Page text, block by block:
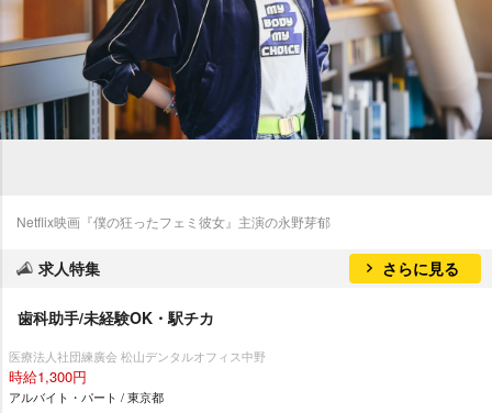
Netflix映画『僕の狂ったフェミ彼女』主演の永野芽郁
求人特集 さらに見る
歯科助手/未経験OK・駅チカ
医療法人社団練廣会 松山デンタルオフィス中野
時給1,300円
アルバイト・パート / 東京都